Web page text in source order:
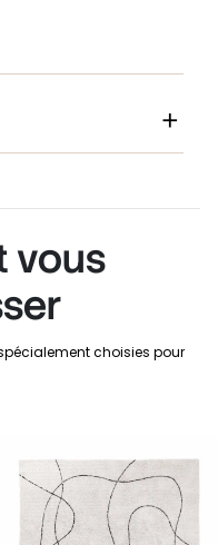

vous
choisies pour